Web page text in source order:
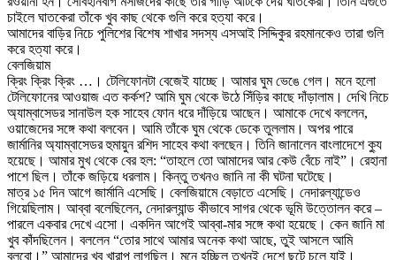
চাইলে ঘাতকেরা তাঁকে খুব কাছ থেকে গুলি করে হত্যা করে।
আমাদের বাড়ির নিচে পুলিশের বিশেষ শাখার সদস্য এসআই সিদ্দিকুর রহমানকেও তারা গুলি
করে হত্যা করে।
বেলজিয়াম
ক্রিং ক্রিং ক্রিং …। টেলিফোনটা বেজেই যাচ্ছে। আমার ঘুম ভেঙে গেল। মনে হলো
টেলিফোনের আওয়াজ এত কর্কশ? আমি ঘুম থেকে উঠে সিঁড়ির কাছে দাঁড়ালাম। দেখি নিচে
অ্যাম্বাসেডর সানাউল হক সাহেব ফোন ধরে দাঁড়িয়ে আছেন। আমাকে দেখে বললেন,
ওয়াজেদের সঙ্গে কথা বলবেন। আমি তাঁকে ঘুম থেকে ডেকে তুললাম। অপর পারে
জার্মানির অ্যাম্বাসেডর হুমায়ুন রশিদ সাহেব কথা বলছেন। তিনি জানালেন বাংলাদেশে ক্যু
হয়েছে। আমার মুখ থেকে বের হল: “তাহলে তো আমাদের আর কেউ বেঁচে নাই”। রেহানা
পাশে ছিল। তাঁকে জড়িয়ে ধরলাম। কিন্তু তখনও জানি না কী ঘটনা ঘটেছে।
মাত্র ১৫ দিন আগে জার্মানি এসেছি। বেলজিয়ামে বেড়াতে এসেছি। নেদারল্যান্ডেও
গিয়েছিলাম। আব্বা বলেছিলেন, নেদারল্যান্ড কীভাবে সাগর থেকে ভূমি উত্তোলন করে –
পারলে একবার দেখে এসো। একদিন আগেই আব্বা-মার সঙ্গে কথা হয়েছে। কেন জানি মা
খুব কাঁদছিলেন। বললেন “তোর সাথে আমার অনেক কথা আছে, তুই আসলে আমি
বলবো।” আমাদের খুব খারাপ লাগছিল। মনে হচ্ছিল তখনই দেশে ছুটে চলে যাই।